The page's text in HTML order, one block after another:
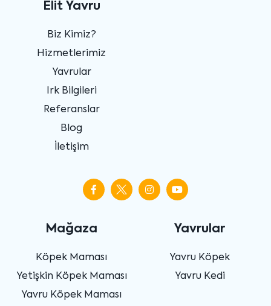
Elit Yavru
Biz Kimiz?
Hizmetlerimiz
Yavrular
Irk Bilgileri
Referanslar
Blog
İletişim
Mağaza
Köpek Maması
Yetişkin Köpek Maması
Yavru Köpek Maması
Yavrular
Yavru Köpek
Yavru Kedi